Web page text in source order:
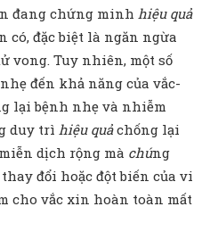
đang chứng minh hiệu quả
có, đặc biệt là ngăn ngừa
vong. Tuy nhiên, một số
đến khả năng của vắc-
lại bệnh nhẹ và nhiễm
duy trì hiệu quảchống lại
dịch rộng mà chúng
đổi hoặc đột biến của vi
cho vắc xin hoàn toàn mất